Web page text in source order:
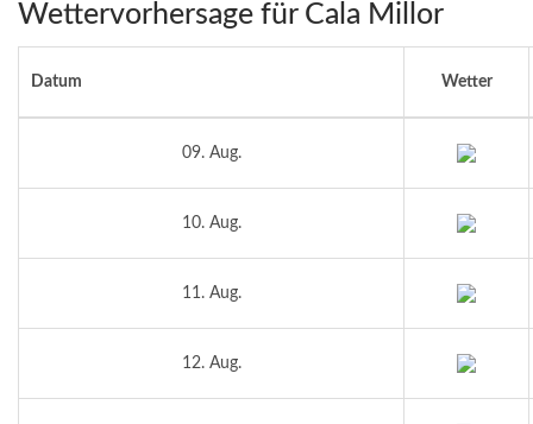
Wettervorhersage für Cala Millor
Datum Wetter
09. Aug.
10. Aug.
11. Aug.
12. Aug.